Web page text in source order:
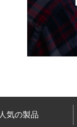
人気の製品